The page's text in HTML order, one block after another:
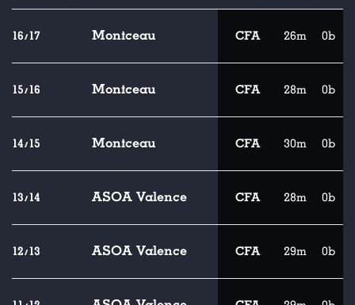
16/17 Montceau CFA 26m 0b
15/16 Montceau CFA 28m 0b
14/15 Montceau CFA 30m 0b
13/14 ASOA Valence CFA 28m 0b
12/13 ASOA Valence CFA 29m 0b